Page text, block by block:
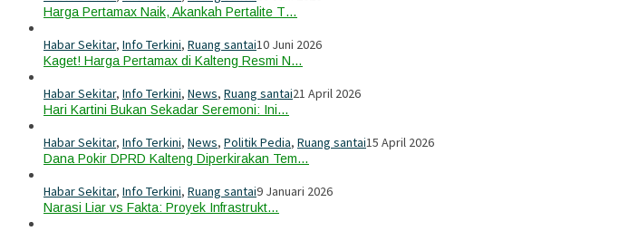
Harga Pertamax Naik, Akankah Pertalite T…
Habar Sekitar, Info Terkini, Ruang santai10 Juni 2026
Kaget! Harga Pertamax di Kalteng Resmi N…
Habar Sekitar, Info Terkini, News, Ruang santai21 April 2026
Hari Kartini Bukan Sekadar Seremoni: Ini…
Habar Sekitar, Info Terkini, News, Politik Pedia, Ruang santai15 April 2026
Dana Pokir DPRD Kalteng Diperkirakan Tem…
Habar Sekitar, Info Terkini, Ruang santai9 Januari 2026
Narasi Liar vs Fakta: Proyek Infrastrukt…